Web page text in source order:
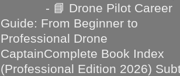
- 📘 Drone Pilot Career
Guide: From Beginner to
Professional Drone
CaptainComplete Book Index
(Professional Edition 2026)